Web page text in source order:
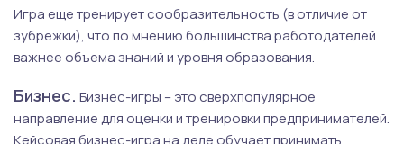
Игра еще тренирует сообразительность (в отличие от
зубрежки), что по мнению большинства работодателей
важнее объема знаний и уровня образования.
Бизнес. Бизнес-игры – это сверхпопулярное
направление для оценки и тренировки предпринимателей.
Кейсовая бизнес-игра на деле обучает принимать